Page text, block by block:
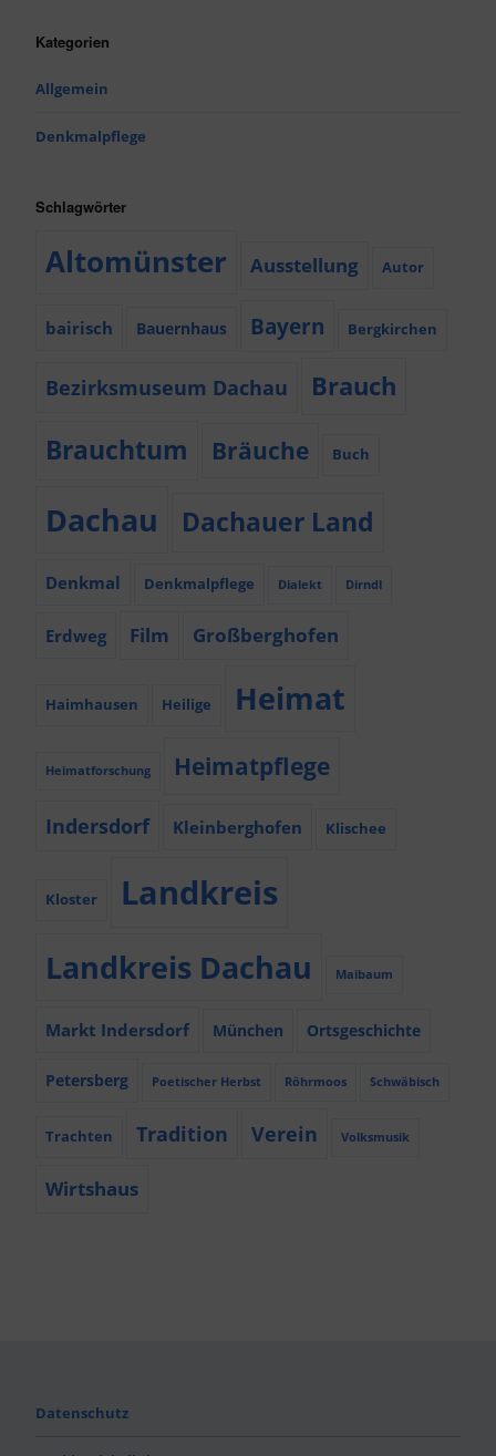
Kategorien
Allgemein
Denkmalpflege
Schlagwörter
Altomünster Ausstellung Autor
bairisch Bauernhaus Bayern Bergkirchen
Bezirksmuseum Dachau Brauch
Brauchtum Bräuche Buch
Dachau Dachauer Land
Denkmal Denkmalpflege Dialekt Dirndl
Erdweg Film Großberghofen
Haimhausen Heilige Heimat
Heimatforschung Heimatpflege
Indersdorf Kleinberghofen Klischee
Kloster Landkreis
Landkreis Dachau Maibaum
Markt Indersdorf München Ortsgeschichte
Petersberg Poetischer Herbst Röhrmoos Schwäbisch
Trachten Tradition Verein Volksmusik
Wirtshaus
Datenschutz